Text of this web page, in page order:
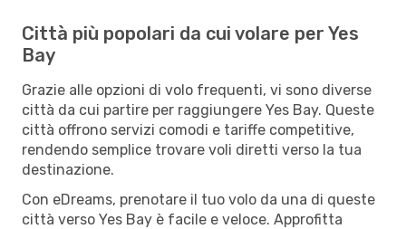
Città più popolari da cui volare per Yes
Bay
Grazie alle opzioni di volo frequenti, vi sono diverse
città da cui partire per raggiungere Yes Bay. Queste
città offrono servizi comodi e tariffe competitive,
rendendo semplice trovare voli diretti verso la tua
destinazione.
Con eDreams, prenotare il tuo volo da una di queste
città verso Yes Bay è facile e veloce. Approfitta